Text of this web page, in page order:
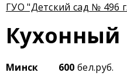
ГУО "Детский сад № 496
Кухонный
Минск 600 бел.руб.